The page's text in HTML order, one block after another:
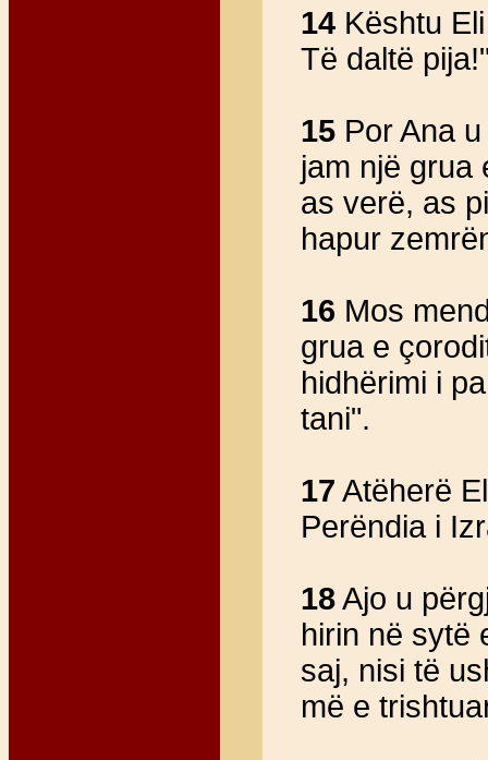
14Kështu Eli
Të daltë
15Por Ana u
jam një grua
as verë, as
hapur
16 Mos
grua e
hidhërimi i
tani".
17 Atëherë
Perëndia i
18Ajo u
hirin në sytë
saj, nisi të
më e